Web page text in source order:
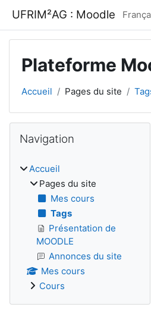
UFRIM²AG : Moodle
Plateforme
Accueil Pages du site
Blocs
Navigation
Accueil
Pages du site
Mes cours
Tags
Présentation de
MOODLE
Annonces du site
Mes cours
Cours